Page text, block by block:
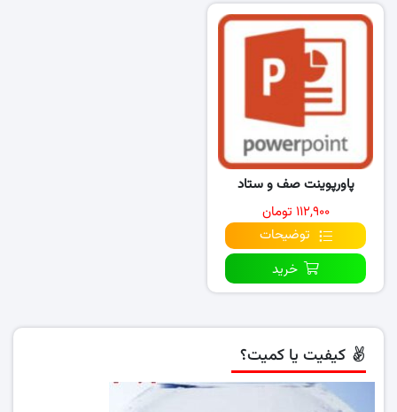
پاورپوینت صف و ستاد
۱۱۲,۹۰۰ تومان
توضیحات
خرید
کیفیت یا کمیت؟